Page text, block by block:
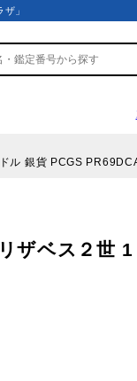
」
ル 銀貨 PCGS
ザベス２世